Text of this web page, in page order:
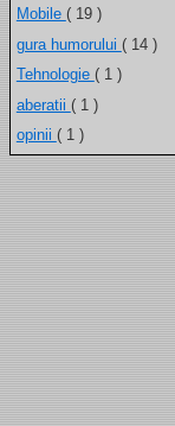
Mobile ( 19 )
gura humorului ( 14 )
Tehnologie ( 1 )
aberatii ( 1 )
opinii ( 1 )